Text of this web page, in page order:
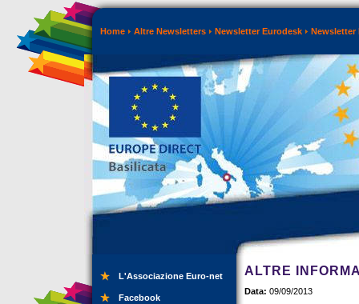
Home Altre Newsletters Newsletter Eurodesk Newsletter
L'Associazione Euro-net
Facebook
ALTRE
Data: 09/09/2013